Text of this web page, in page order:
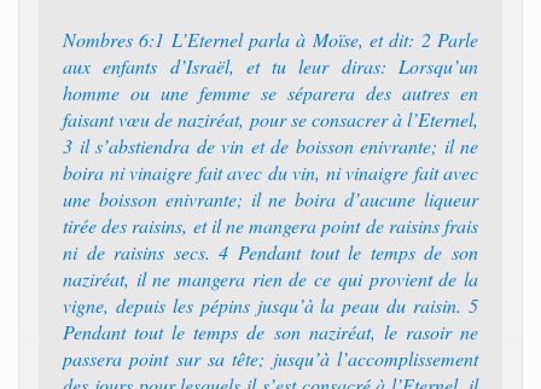
Nombres 6:1 L’Eternel parla à Moïse, et dit: 2 Parle
aux enfants d’Israël, et tu leur diras: Lorsqu’un
homme ou une femme se séparera des autres en
faisant vœu de naziréat, pour se consacrer à l’Eternel,
3 il s’abstiendra de vin et de boisson enivrante; il ne
boira ni vinaigre fait avec du vin, ni vinaigre fait avec
une boisson enivrante; il ne boira d’aucune liqueur
tirée des raisins, et il ne mangera point de raisins frais
ni de raisins secs. 4 Pendant tout le temps de son
naziréat, il ne mangera rien de ce qui provient de la
vigne, depuis les pépins jusqu’à la peau du raisin. 5
Pendant tout le temps de son naziréat, le rasoir ne
passera point sur sa tête; jusqu’à l’accomplissement